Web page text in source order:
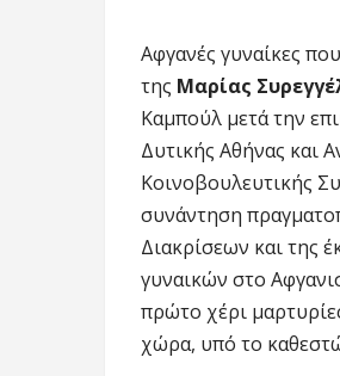
Αφγανές γυναίκες
της Μαρίας
Καμπούλ μετά την
Δυτικής Αθήνας και
Κοινοβουλευτικής
συνάντηση
Διακρίσεων και της
γυναικών στο
πρώτο χέρι
χώρα, υπό το